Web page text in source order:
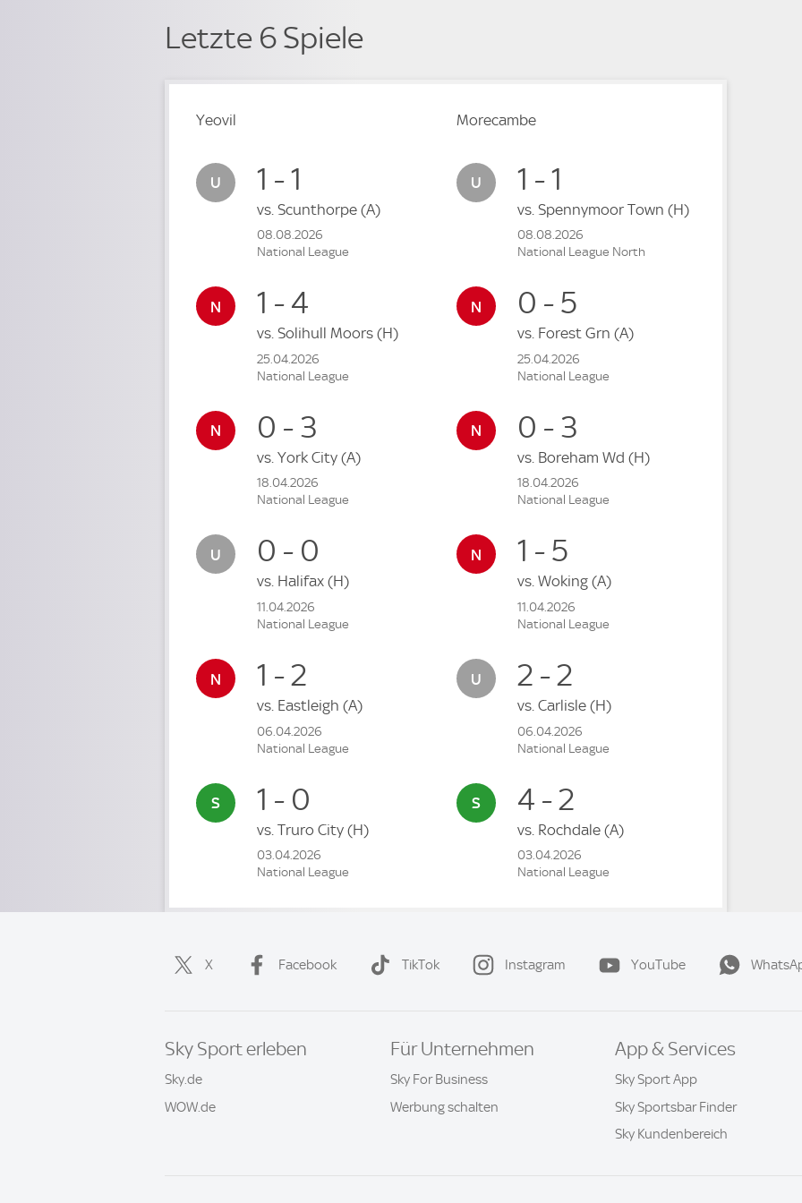
Letzte 6 Spiele
Yeovil
1 - 1
vs. Scunthorpe (A)
08.08.2026
National League
1 - 4
vs. Solihull Moors (H)
25.04.2026
National League
0 - 3
vs. York City (A)
18.04.2026
National League
0 - 0
vs. Halifax (H)
11.04.2026
National League
1 - 2
vs. Eastleigh (A)
06.04.2026
National League
1 - 0
vs. Truro City (H)
03.04.2026
National League
Morecambe
1 - 1
vs. Spennymoor Town (H)
08.08.2026
National League North
0 - 5
vs. Forest Grn (A)
25.04.2026
National League
0 - 3
vs. Boreham Wd (H)
18.04.2026
National League
1 - 5
vs. Woking (A)
11.04.2026
National League
2 - 2
vs. Carlisle (H)
06.04.2026
National League
4 - 2
vs. Rochdale (A)
03.04.2026
National League
X Facebook TikTok Instagram YouTube
Sky Sport erleben
Sky.de
WOW.de
Für Unternehmen
Sky For Business
Werbung schalten
App & Services
Sky Sport App
Sky Sportsbar Finder
Sky Kundenbereich